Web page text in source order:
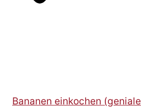
Bananen einkochen (geniale